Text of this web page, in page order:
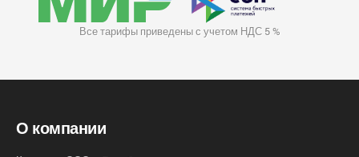
Все тарифы приведены с учетом НДС 5 %
О компании